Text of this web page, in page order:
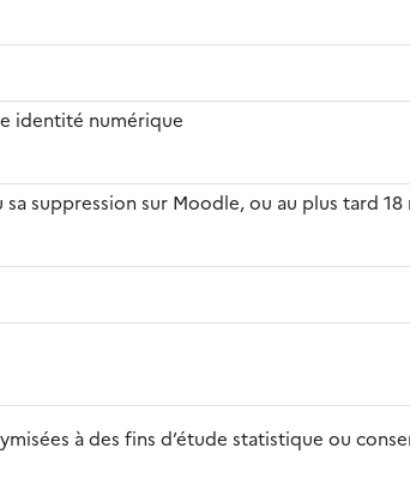
identité numérique
sa suppression sur Moodle, ou au plus tard
à des fins d’étude statistique ou